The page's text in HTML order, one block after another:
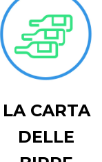
LA CARTA
DELLE